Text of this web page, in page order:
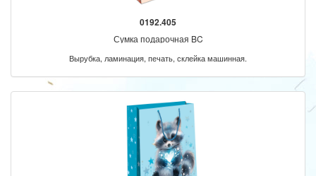
0192.405
Сумка подарочная BC
Вырубка, ламинация, печать, склейка машинная.